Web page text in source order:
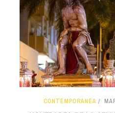
CONTEMPORÁNEA